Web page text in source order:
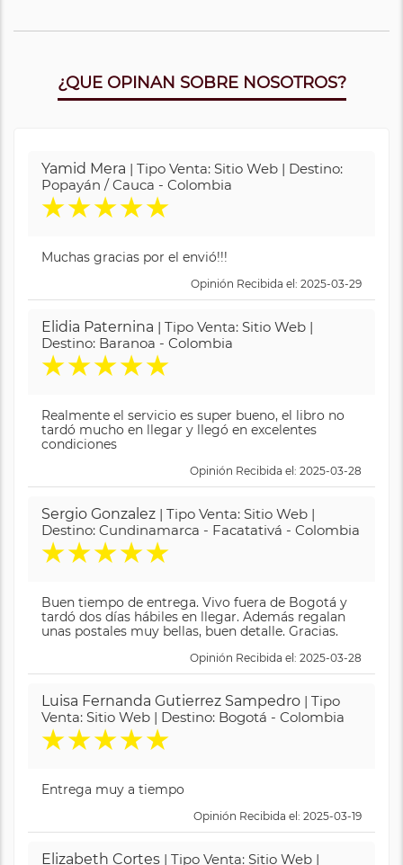
¿QUE OPINAN SOBRE NOSOTROS?
Yamid Mera | Tipo Venta: Sitio Web | Destino:
Popayán / Cauca - Colombia
★★★★★
Muchas gracias por el envió!!!
Opinión Recibida el: 2025-03-29
Elidia Paternina | Tipo Venta: Sitio Web |
Destino: Baranoa - Colombia
★★★★★
Realmente el servicio es super bueno, el libro no
tardó mucho en llegar y llegó en excelentes
condiciones
Opinión Recibida el: 2025-03-28
Sergio Gonzalez | Tipo Venta: Sitio Web |
Destino: Cundinamarca - Facatativá - Colombia
★★★★★
Buen tiempo de entrega. Vivo fuera de Bogotá y
tardó dos días hábiles en llegar. Además regalan
unas postales muy bellas, buen detalle. Gracias.
Opinión Recibida el: 2025-03-28
Luisa Fernanda Gutierrez Sampedro | Tipo
Venta: Sitio Web | Destino: Bogotá - Colombia
★★★★★
Entrega muy a tiempo
Opinión Recibida el: 2025-03-19
Elizabeth Cortes | Tipo Venta: Sitio Web |